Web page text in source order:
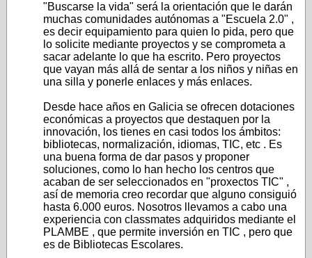
"Buscarse la vida" será la orientación que le darán
muchas comunidades autónomas a "Escuela 2.0" ,
es decir equipamiento para quien lo pida, pero que
lo solicite mediante proyectos y se comprometa a
sacar adelante lo que ha escrito. Pero proyectos
que vayan más allá de sentar a los niños y niñas en
una silla y ponerle enlaces y más enlaces.
Desde hace años en Galicia se ofrecen dotaciones
económicas a proyectos que destaquen por la
innovación, los tienes en casi todos los ámbitos:
bibliotecas, normalización, idiomas, TIC, etc . Es
una buena forma de dar pasos y proponer
soluciones, como lo han hecho los centros que
acaban de ser seleccionados en "proxectos TIC" ,
así de memoria creo recordar que alguno consiguió
hasta 6.000 euros. Nosotros llevamos a cabo una
experiencia con classmates adquiridos mediante el
PLAMBE , que permite inversión en TIC , pero que
es de Bibliotecas Escolares.